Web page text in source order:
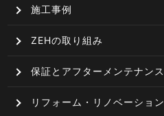
施工事例
ZEHの取り組み
保証とアフターメンテナンス
リフォーム・リノベーション